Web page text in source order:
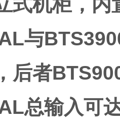
与
后者
总输入可